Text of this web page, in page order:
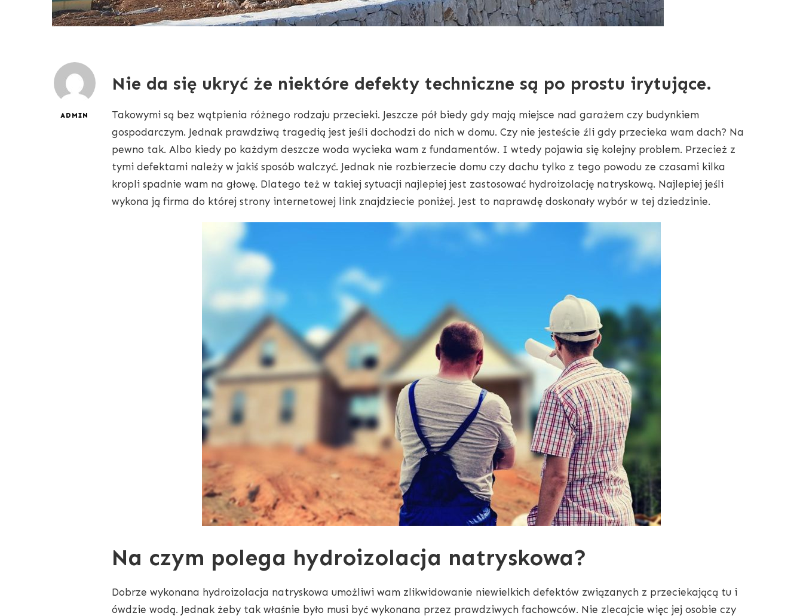
ADMIN
Nie da się ukryć że niektóre defekty techniczne są po prostu irytujące.
Takowymi są bez wątpienia różnego rodzaju przecieki. Jeszcze pół biedy gdy mają miejsce nad garażem czy budynkiem
gospodarczym. Jednak prawdziwą tragedią jest jeśli dochodzi do nich w domu. Czy nie jesteście źli gdy przecieka wam dach? Na
pewno tak. Albo kiedy po każdym deszcze woda wycieka wam z fundamentów. I wtedy pojawia się kolejny problem. Przecież z
tymi defektami należy w jakiś sposób walczyć. Jednak nie rozbierzecie domu czy dachu tylko z tego powodu ze czasami kilka
kropli spadnie wam na głowę. Dlatego też w takiej sytuacji najlepiej jest zastosować hydroizolację natryskową. Najlepiej jeśli
wykona ją firma do której strony internetowej link znajdziecie poniżej. Jest to naprawdę doskonały wybór w tej dziedzinie.
Na czym polega hydroizolacja natryskowa?
Dobrze wykonana hydroizolacja natryskowa umożliwi wam zlikwidowanie niewielkich defektów związanych z przeciekającą tu i
ówdzie wodą. Jednak żeby tak właśnie było musi być wykonana przez prawdziwych fachowców. Nie zlecajcie więc jej osobie czy